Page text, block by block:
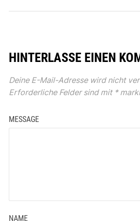
HINTERLASSE EINEN
Deine E-Mail-Adresse wird nicht
Erforderliche Felder sind mit *
MESSAGE
NAME